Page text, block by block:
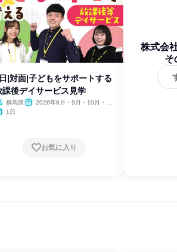
|対面|子どもをサポートする
課後デイサービス見学
群馬県
2026年8月・9月・10月・11
1日
お気に入り
株式会
そ